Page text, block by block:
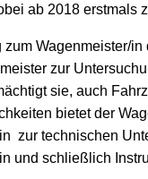
ab 2018 erstmals
zum Wagenmeister/
zur
sie, auch
bietet der
zur technischen
und schließlich